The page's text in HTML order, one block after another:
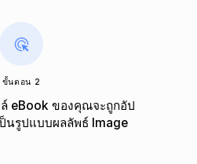
ขั้นตอน 2
eBook ของคุณจะถูกอัป
นรูปแบบผลลัพธ์ Image